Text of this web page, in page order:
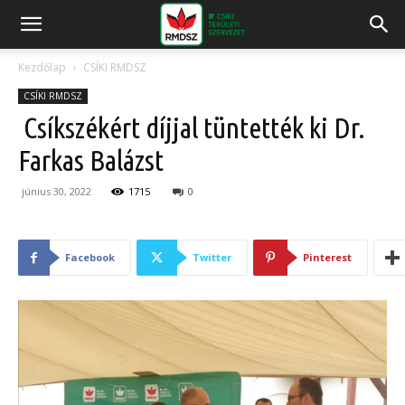
Kezdőlap CSÍKI RMDSZ
CSÍKI RMDSZ
Csíkszékért díjjal tüntették ki Dr.
Farkas Balázst
június 30, 2022 1715 0
Facebook Twitter Pinterest